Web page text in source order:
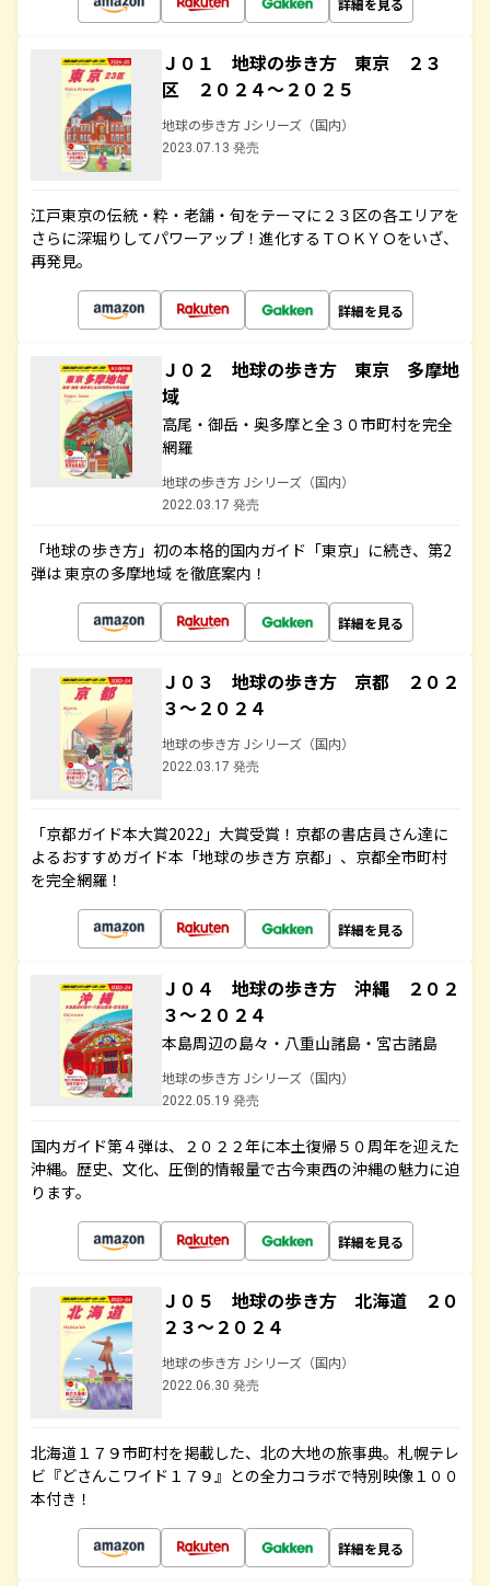
Ｊ０１ 地球の歩き方 東京 ２３
区 ２０２４～２０２５
地球の歩き方 Jシリーズ（国内）
2023.07.13 発売
江戸東京の伝統・粋・老舗・旬をテーマに２３区の各エリアを
さらに深堀りしてパワーアップ！進化するＴＯＫＹＯをいざ、
再発見。
詳細を見る
Ｊ０２ 地球の歩き方 東京 多摩地
域
高尾・御岳・奥多摩と全３０市町村を完全
網羅
地球の歩き方 Jシリーズ（国内）
2022.03.17 発売
「地球の歩き方」初の本格的国内ガイド「東京」に続き、第2
弾は 東京の多摩地域 を徹底案内！
詳細を見る
Ｊ０３ 地球の歩き方 京都 ２０２
３～２０２４
地球の歩き方 Jシリーズ（国内）
2022.03.17 発売
「京都ガイド本大賞2022」大賞受賞！京都の書店員さん達に
よるおすすめガイド本「地球の歩き方 京都」、京都全市町村
を完全網羅！
詳細を見る
Ｊ０４ 地球の歩き方 沖縄 ２０２
３～２０２４
本島周辺の島々・八重山諸島・宮古諸島
地球の歩き方 Jシリーズ（国内）
2022.05.19 発売
国内ガイド第４弾は、２０２２年に本土復帰５０周年を迎えた
沖縄。歴史、文化、圧倒的情報量で古今東西の沖縄の魅力に迫
ります。
詳細を見る
Ｊ０５ 地球の歩き方 北海道 ２０
２３～２０２４
地球の歩き方 Jシリーズ（国内）
2022.06.30 発売
北海道１７９市町村を掲載した、北の大地の旅事典。札幌テレ
ビ『どさんこワイド１７９』との全力コラボで特別映像１００
本付き！
詳細を見る